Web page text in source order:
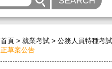
首頁 > 就業考試 > 公務人員特種考試
正草案公告